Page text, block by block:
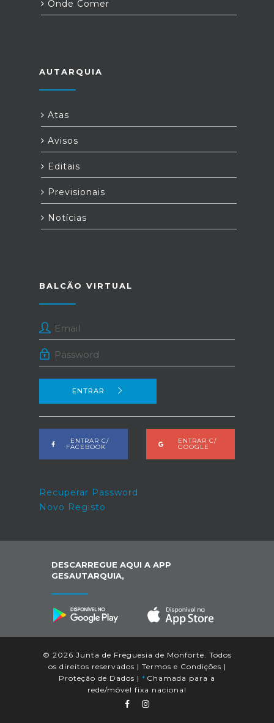
Onde Comer
AUTARQUIA
Atas
Avisos
Editais
Previsionais
Notícias
BALCÃO VIRTUAL
ENTRAR
ENTRAR C/
FACEBOOK
ENTRAR C/
GOOGLE
Recuperar Password
Novo Registo
DESCARREGUE AQUI A APP
GESAUTARQUIA,
© 2026 Junta de Freguesia de Monforte. Todos
os direitos reservados | Termos e Condições |
Proteção de Dados | * Chamada para a
rede/móvel fixa nacional